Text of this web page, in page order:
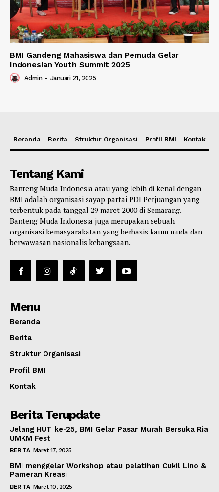
BMI Gandeng Mahasiswa dan Pemuda Gelar
Indonesian Youth Summit 2025
Admin - Januari 21, 2025
Beranda Berita Struktur Organisasi Profil BMI Kontak
Tentang Kami
Banteng Muda Indonesia atau yang lebih di kenal dengan
BMI adalah organisasi sayap partai PDI Perjuangan yang
terbentuk pada tanggal 29 maret 2000 di Semarang.
Banteng Muda Indonesia juga merupakan sebuah
organisasi kemasyarakatan yang berbasis kaum muda dan
berwawasan nasionalis kebangsaan.
Menu
Beranda
Berita
Struktur Organisasi
Profil BMI
Kontak
Berita Terupdate
Jelang HUT ke-25, BMI Gelar Pasar Murah Bersuka Ria
UMKM Fest
BERITA Maret 17, 2025
BMI menggelar Workshop atau pelatihan Cukil Lino &
Pameran Kreasi
BERITA Maret 10, 2025